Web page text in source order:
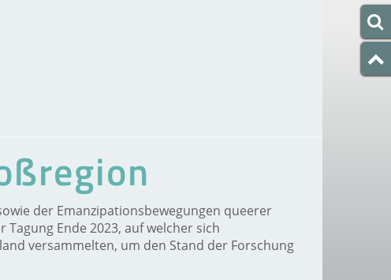
der Emanzipationsbewegungen queerer
Ende 2023, auf welcher sich
versammelten, um den Stand der Forschung